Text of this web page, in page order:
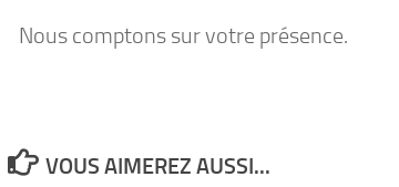
Nous comptons sur votre présence.
VOUS AIMEREZ AUSSI...